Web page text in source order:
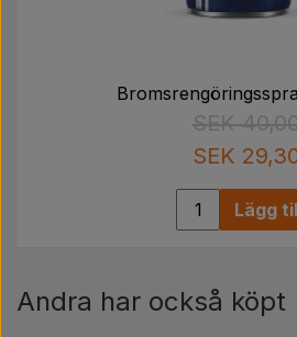
SEK
SEK
Lägg
Andra har också köpt